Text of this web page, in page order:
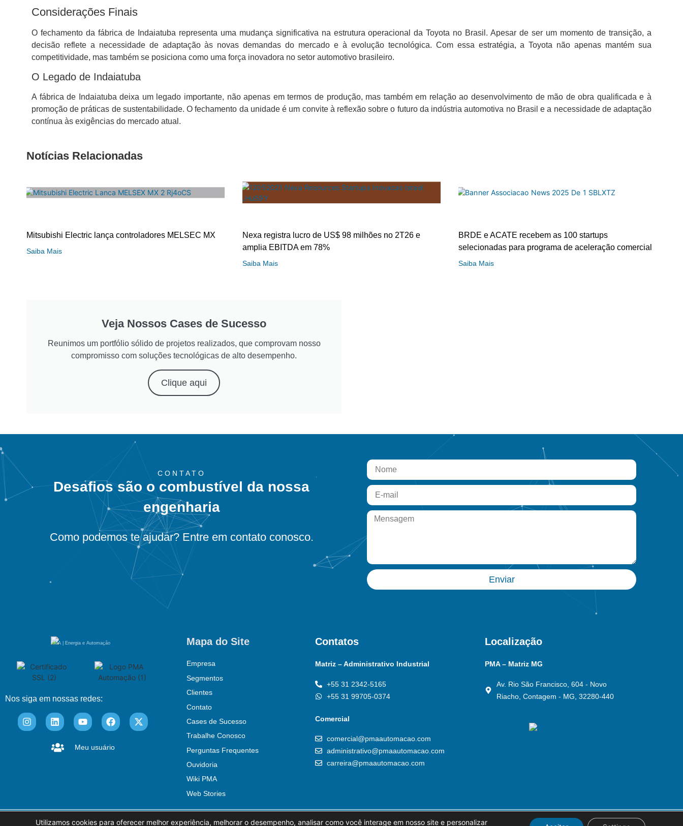
Considerações Finais
O fechamento da fábrica de Indaiatuba representa uma mudança significativa na estrutura operacional da Toyota no Brasil. Apesar de ser um momento de transição, a
decisão reflete a necessidade de adaptação às novas demandas do mercado e à evolução tecnológica. Com essa estratégia, a Toyota não apenas mantém sua
competitividade, mas também se posiciona como uma força inovadora no setor automotivo brasileiro.
O Legado de Indaiatuba
A fábrica de Indaiatuba deixa um legado importante, não apenas em termos de produção, mas também em relação ao desenvolvimento de mão de obra qualificada e à
promoção de práticas de sustentabilidade. O fechamento da unidade é um convite à reflexão sobre o futuro da indústria automotiva no Brasil e a necessidade de adaptação
contínua às exigências do mercado atual.
Notícias Relacionadas
Mitsubishi Electric lança controladores MELSEC MX
Saiba Mais
Nexa registra lucro de US$ 98 milhões no 2T26 e
amplia EBITDA em 78%
Saiba Mais
BRDE e ACATE recebem as 100 startups
selecionadas para programa de aceleração comercial
Saiba Mais
Veja Nossos Cases de Sucesso
Reunimos um portfólio sólido de projetos realizados, que comprovam nosso
compromisso com soluções tecnológicas de alto desempenho.
Clique aqui
CONTATO
Desafios são o combustível da nossa
engenharia
Como podemos te ajudar? Entre em contato conosco.
Enviar
PMA | Energia e Automação
Nos siga em nossas redes:
Meu usuário
Mapa do Site
Empresa
Segmentos
Clientes
Contato
Cases de Sucesso
Trabalhe Conosco
Perguntas Frequentes
Ouvidoria
Wiki PMA
Web Stories
Contatos
Matriz – Administrativo Industrial
+55 31 2342-5165
+55 31 99705-0374
Comercial
comercial@pmaautomacao.com
administrativo@pmaautomacao.com
carreira@pmaautomacao.com
Localização
PMA – Matriz MG
Av. Rio São Francisco, 604 - Novo
Riacho, Contagem - MG, 32280-440
Política Ambiental Política de Privacidade
© PMA Automação
Utilizamos cookies para oferecer melhor experiência, melhorar o desempenho, analisar como você interage em nosso site e personalizar